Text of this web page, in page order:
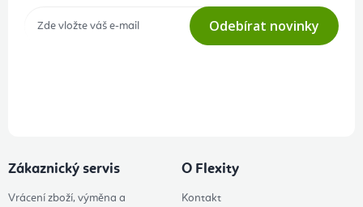
Odebírat novinky
Zákaznický servis
Vrácení zboží, výměna a
O Flexity
Kontakt